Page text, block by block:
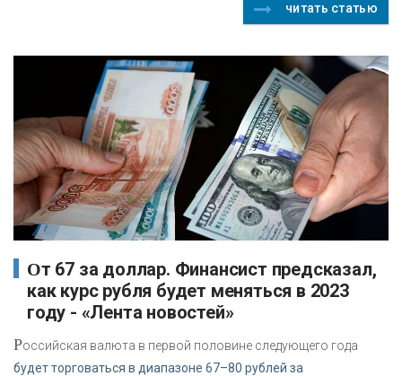
читать статью
От 67 за доллар. Финансист предсказал,
как курс рубля будет меняться в 2023
году - «Лента новостей»
Российская валюта в первой половине следующего года
будет торговаться в диапазоне 67–80 рублей за